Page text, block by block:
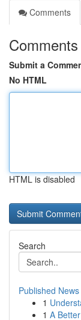
Comments
Comments
Submit a
No HTML
HTML is disabled
Search
Published News
1
1 A